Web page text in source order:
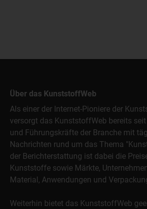
Über das KunststoffWeb
Als einer der Internet-Pioniere der
versorgt das KunststoffWeb bereits
und Führungskräfte der Branche mit
Nachrichten rund um das Thema
der Berichterstattung ist dabei die
Kunststoffe sowie Märkte,
Material, Anwendungen und
Weiterhin bietet das KunststoffWeb